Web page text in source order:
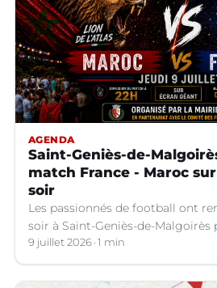
AGENDA
Saint-Geniès-de-
match France - Maroc
soir
Les passionnés de football ont
soir à Saint-Geniès-de-Malgoirès
l'un des temps forts de la Coupe
9 juillet 2026 1 min